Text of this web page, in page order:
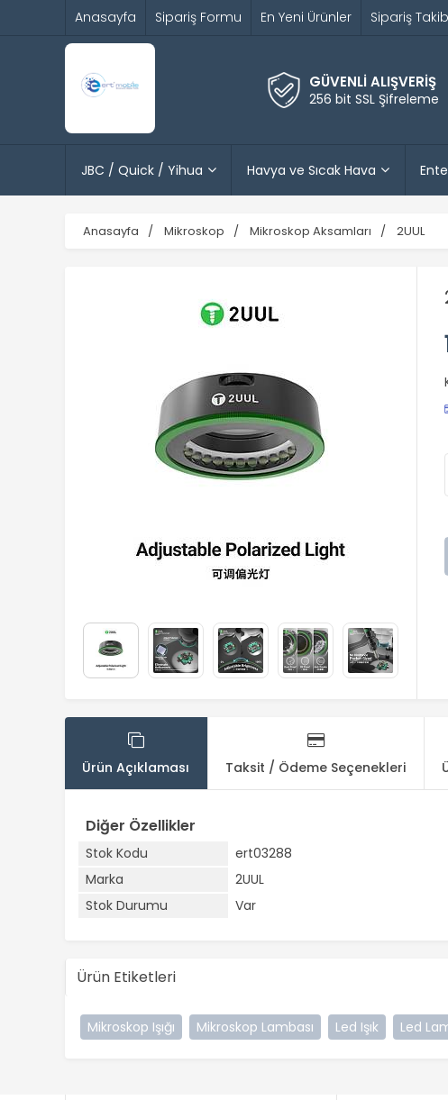
Anasayfa Sipariş Formu En Yeni Ürünler Sipariş
GÜVENLİ ALIŞVERİŞ
256 bit SSL Şifreleme
JBC / Quick / Yihua Havya ve Sıcak Hava
Anasayfa Mikroskop Mikroskop Aksamları 2UUL
Ürün Açıklaması Taksit / Ödeme Seçenekleri
Diğer Özellikler
Stok Kodu
ert03288
Marka
2UUL
Stok Durumu
Var
Ürün Etiketleri
Mikroskop Işığı Mikroskop Lambası Led Işık Led